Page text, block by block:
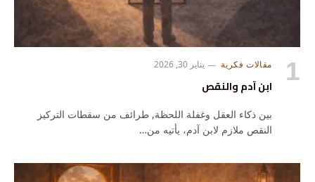
مقالات فكرية يناير 30, 2026
ابن آدم والنقص
بين ذكاء العقل وغفلة اللحظة, طرائف من سقطات التركيز
النقص ملازم لابن آدم، يأتيه من…